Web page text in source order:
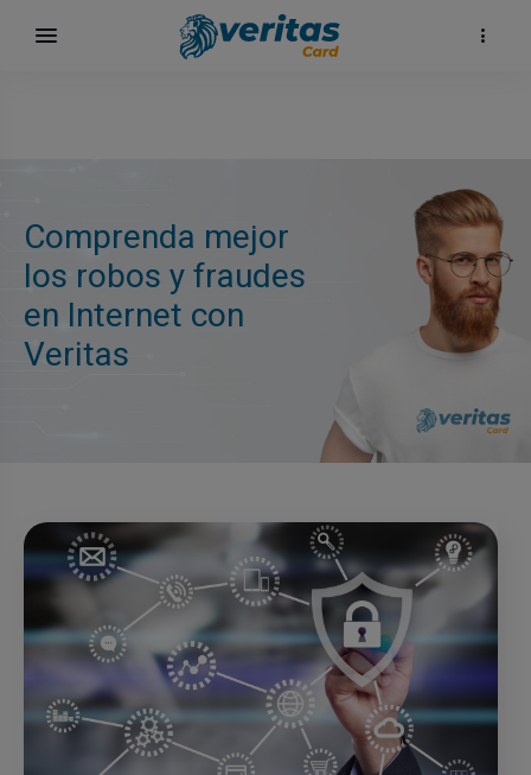
Comprenda mejor
los robos y fraudes
en Internet con
Veritas